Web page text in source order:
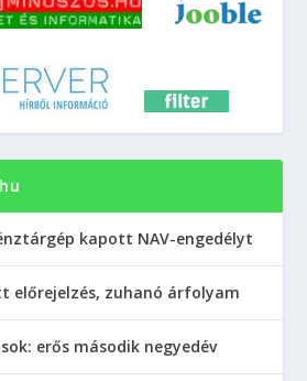
kapott NAV-engedélyt
előrejelzés, zuhanó árfolyam
erős második negyedév